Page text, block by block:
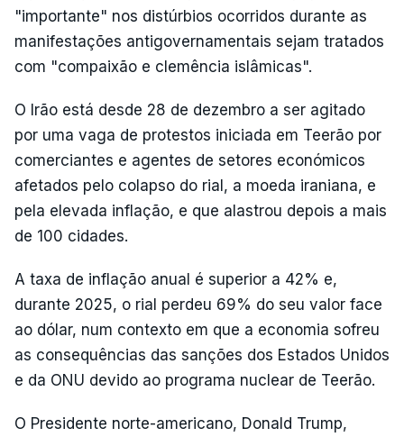
"importante" nos distúrbios ocorridos durante as
manifestações antigovernamentais sejam tratados
com "compaixão e clemência islâmicas".
O Irão está desde 28 de dezembro a ser agitado
por uma vaga de protestos iniciada em Teerão por
comerciantes e agentes de setores económicos
afetados pelo colapso do rial, a moeda iraniana, e
pela elevada inflação, e que alastrou depois a mais
de 100 cidades.
A taxa de inflação anual é superior a 42% e,
durante 2025, o rial perdeu 69% do seu valor face
ao dólar, num contexto em que a economia sofreu
as consequências das sanções dos Estados Unidos
e da ONU devido ao programa nuclear de Teerão.
O Presidente norte-americano, Donald Trump,